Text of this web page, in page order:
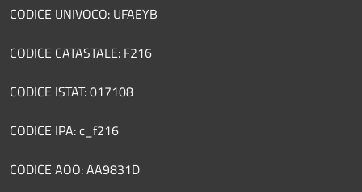
CODICE UNIVOCO: UFAEYB
CODICE CATASTALE: F216
CODICE ISTAT: 017108
CODICE IPA: c_f216
CODICE AOO: AA9831D